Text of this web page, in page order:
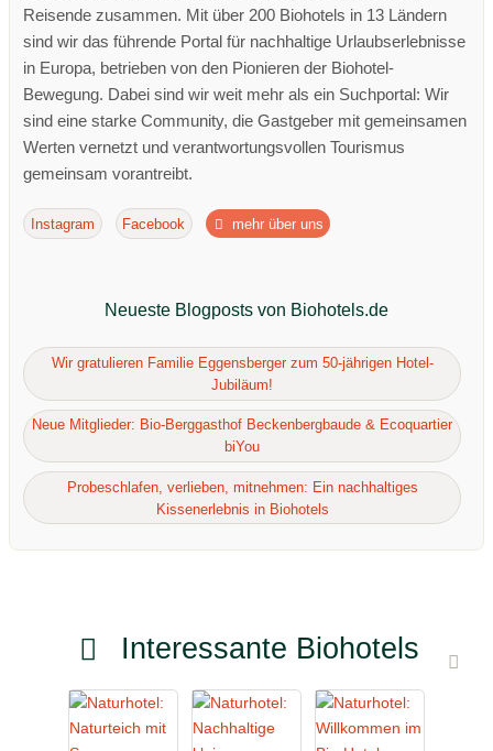
Interessante Biohotels
Reisende zusammen. Mit über 200 Biohotels in 13 Ländern
sind wir das führende Portal für nachhaltige Urlaubserlebnisse
in Europa, betrieben von den Pionieren der Biohotel-
Bewegung. Dabei sind wir weit mehr als ein Suchportal: Wir
sind eine starke Community, die Gastgeber mit gemeinsamen
Werten vernetzt und verantwortungsvollen Tourismus
gemeinsam vorantreibt.
Instagram Facebook mehr über uns
Neueste Blogposts von Biohotels.de
Wir gratulieren Familie Eggensberger zum 50-jährigen Hotel-
Jubiläum!
Neue Mitglieder: Bio-Berggasthof Beckenbergbaude & Ecoquartier
biYou
Probeschlafen, verlieben, mitnehmen: Ein nachhaltiges
Kissenerlebnis in Biohotels